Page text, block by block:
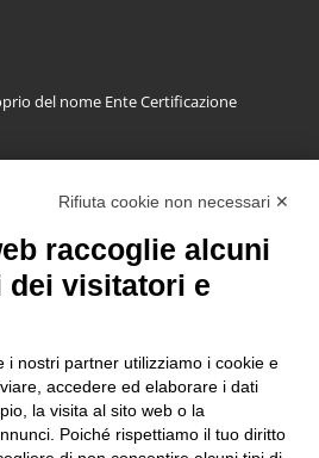
del nome Ente Certificazione
su tutte le novità.
Rifiuta cookie non necessari ✕
raccoglie alcuni
dei visitatori e
i nostri partner utilizziamo i cookie e
accedere ed elaborare i dati
la visita al sito web o la
Poiché rispettiamo il tuo diritto